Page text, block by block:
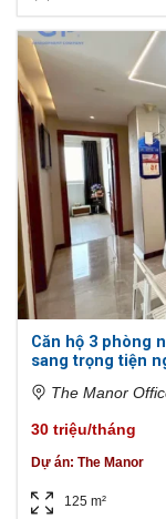
Căn hộ 3 phòng
sang trọng tiện
The Manor
30 triệu/tháng
Dự án: The Manor
125 m²